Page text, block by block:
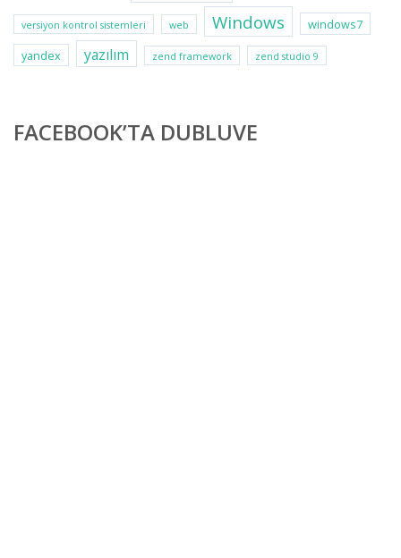
versiyon kontrol sistemleri web Windows
windows7
yandex
yazılım zend framework zend studio 9
FACEBOOK’TA DUBLUVE